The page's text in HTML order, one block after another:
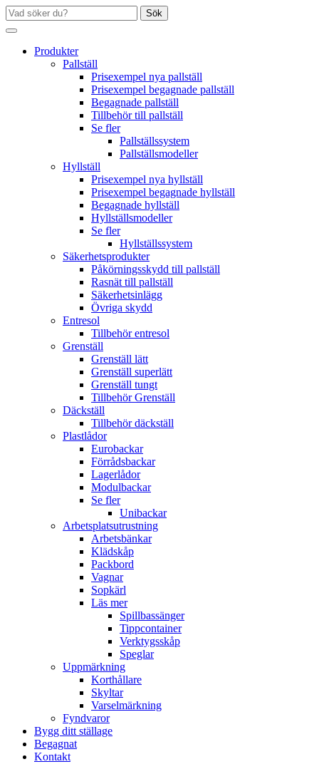
Sök
Produkter
Pallställ
Prisexempel nya pallställ
Prisexempel begagnade pallställ
Begagnade pallställ
Tillbehör till pallställ
Se fler
Pallställssystem
Pallställsmodeller
Hyllställ
Prisexempel nya hyllställ
Prisexempel begagnade hyllställ
Begagnade hyllställ
Hyllställsmodeller
Se fler
Hyllställssystem
Säkerhetsprodukter
Påkörningsskydd till pallställ
Rasnät till pallställ
Säkerhetsinlägg
Övriga skydd
Entresol
Tillbehör entresol
Grenställ
Grenställ lätt
Grenställ superlätt
Grenställ tungt
Tillbehör Grenställ
Däckställ
Tillbehör däckställ
Plastlådor
Eurobackar
Förrådsbackar
Lagerlådor
Modulbackar
Se fler
Unibackar
Arbetsplatsutrustning
Arbetsbänkar
Klädskåp
Packbord
Vagnar
Sopkärl
Läs mer
Spillbassänger
Tippcontainer
Verktygsskåp
Speglar
Uppmärkning
Korthållare
Skyltar
Varselmärkning
Fyndvaror
Bygg ditt ställage
Begagnat
Kontakt